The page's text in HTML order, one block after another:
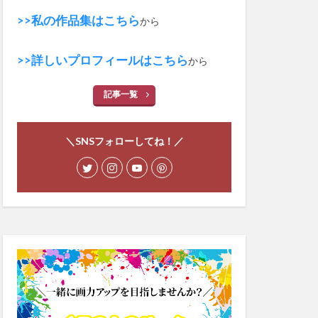
>>私の作品集はこちらから
>>詳しいプロフィールはこちらから
記事一覧
＼SNSフォローしてね！／